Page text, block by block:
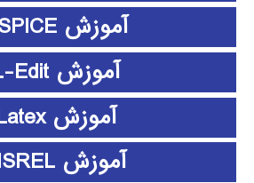
آموزش HSPICE
آموزش L-Edit
آموزش Latex
آموزش LISREL